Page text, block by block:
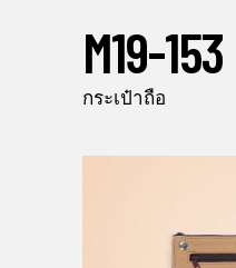
M19-153
กระเป๋าถือ